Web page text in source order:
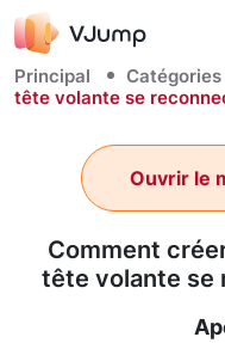
Principal Catégories
tête volante se
Comment
tête volante se
Ouvrir le